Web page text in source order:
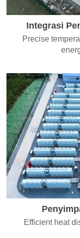
Integrasi
Precise
Efficient heat